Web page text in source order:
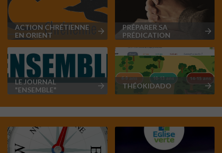
ACTION CHRÉTIENNE
EN ORIENT
PRÉPARER SA
PRÉDICATION
LE JOURNAL
"ENSEMBLE"
THÉOKIDADO